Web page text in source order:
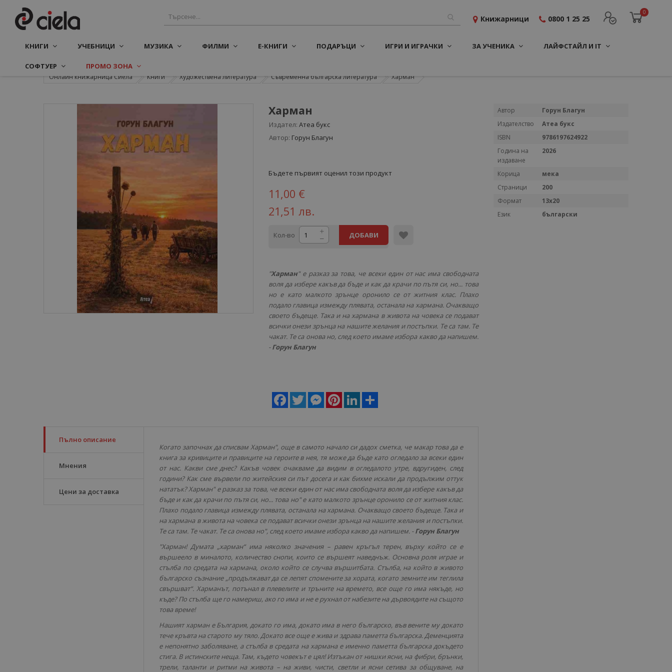
0
Книжарници 0800 1 25 25
КНИГИ УЧЕБНИЦИ МУЗИКА ФИЛМИ Е-КНИГИ ПОДАРЪЦИ ИГРИ И ИГРАЧКИ ЗА УЧЕНИКА ЛАЙФСТАЙЛ И IT
СОФТУЕР ПРОМО ЗОНА
Онлайн книжарница Сиела Книги Художествена литература Съвременна българска литература Харман
Харман
Издател: Атеа букс
Автор: Горун Благун
Бъдете първият оценил този продукт
11,00 €
21,51 лв.
Кол-во ДОБАВИ
"Харман" е разказ за това, че всеки един от нас има свободната
воля да избере какъв да бъде и как да крачи по пътя си, но... това
но е като малкото зрънце оронило се от житния клас. Плахо
подало главица измежду плявата, останала на хармана. Очакващо
своето бъдеще. Така и на хармана в живота на човека се подават
всички онези зрънца на нашите желания и постъпки. Те са там. Те
чакат. Те са онова но, след което имаме избора какво да напишем.
-Горун Благун
Facebook
Twitter MessengerPinterestLinkedIn
Пълно описание
Мнения
Цени за доставка
Когато започнах да списвам Харман", още в самото начало си дадох сметка, че макар това да е
книга за кривиците и правиците на героите в нея, тя може да бъде като огледало за всеки един
от нас. Какви сме днес? Какъв човек очакваме да видим в огледалото утре, вдругиден, след
години? Как сме вървели по житейския си път досега и как бихме искали да продължим оттук
нататък? Харман" е разказ за това, че всеки един от нас има свободната воля да избере какъв да
бъде и как да крачи по пътя си, но... това но" е като малкото зрънце оронило се от житния клас.
Плахо подало главица измежду плявата, останала на хармана. Очакващо своето бъдеще. Така и
на хармана в живота на човека се подават всички онези зрънца на нашите желания и постъпки.
Те са там. Те чакат. Те са онова но", след което имаме избора какво да напишем. -Горун Благун
"Харман! Думата „харман“ има няколко значения – равен кръгъл терен, върху който се е
вършеело в миналото, количество снопи, които се вършеят наведнъж. Основна роля играе и
стълба по средата на хармана, около който се случва вършитбата. Стълба, на който в живото
българско съзнание „продължават да се лепят спомените за хората, когато земните им теглила
свършват“. Харманът, потънал в плевелите и тръните на времето, все още го има някъде, но
къде? По стълба ще го намериш, ако го има и не е рухнал от набезите на дървоядите на същото
това време!
Нашият харман е България, докато го има, докато има в него българско, във вените му докато
тече кръвта на старото му тяло. Докато все още е жива и здрава паметта българска. Деменцията
е непонятно заболяване, а стълба в средата на хармана е именно паметта българска докъдето
стига. В истинските неща. Там, където човекът е цял! Изтъкан от нишки ясни, на фибри, брънки,
трели, таланти и ритми на живота – на живи, чисти, светли и ясни сетива за общуване, на
Повече
Автор
Горун Благун
Издателство
Атеа букс
ISBN
9786197624922
Година на
издаване
2026
Корица
мека
Страници
200
Формат
13x20
Език
български